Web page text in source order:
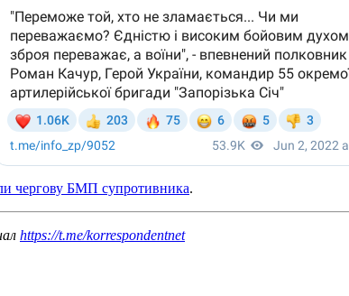
чергову БМП супротивника.
https://t.me/korrespondentnet